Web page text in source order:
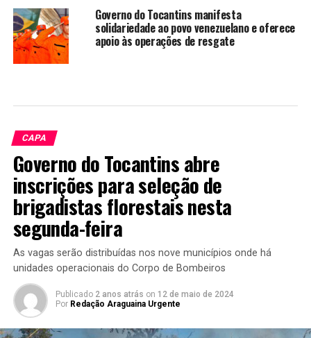
Governo do Tocantins manifesta
solidariedade ao povo venezuelano e oferece
apoio às operações de resgate
CAPA
Governo do Tocantins abre
inscrições para seleção de
brigadistas florestais nesta
segunda-feira
As vagas serão distribuídas nos nove municípios onde há
unidades operacionais do Corpo de Bombeiros
Publicado 2 anos atrás on 12 de maio de 2024
Por Redação Araguaina Urgente